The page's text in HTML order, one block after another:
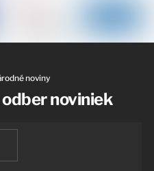
noviny
noviniek